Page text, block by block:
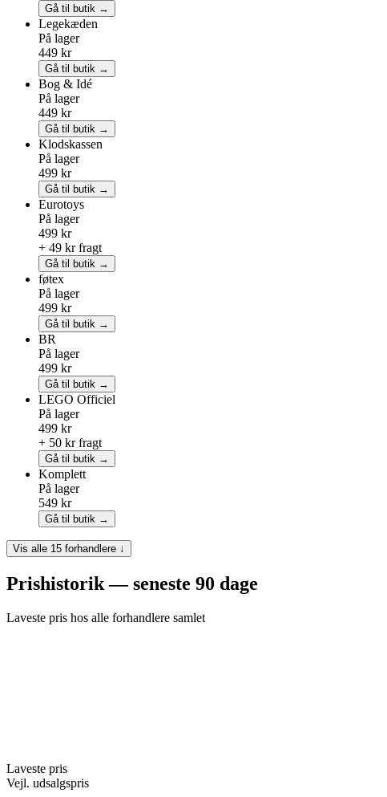
Gå til butik →
Legekæden
På lager
449 kr
Gå til butik →
Bog & Idé
På lager
449 kr
Gå til butik →
Klodskassen
På lager
499 kr
Gå til butik →
Eurotoys
På lager
499 kr
+ 49 kr fragt
Gå til butik →
føtex
På lager
499 kr
Gå til butik →
BR
På lager
499 kr
Gå til butik →
LEGO Officiel
På lager
499 kr
+ 50 kr fragt
Gå til butik →
Komplett
På lager
549 kr
Gå til butik →
Vis alle 15 forhandlere ↓
Prishistorik — seneste 90 dage
Laveste pris hos alle forhandlere samlet
Laveste pris
Vejl. udsalgspris